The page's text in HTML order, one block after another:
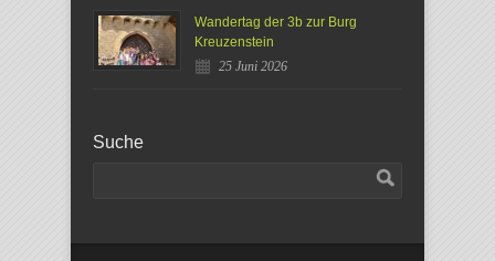
Wandertag der 3b zur Burg
Kreuzenstein
25 Juni 2026
Suche